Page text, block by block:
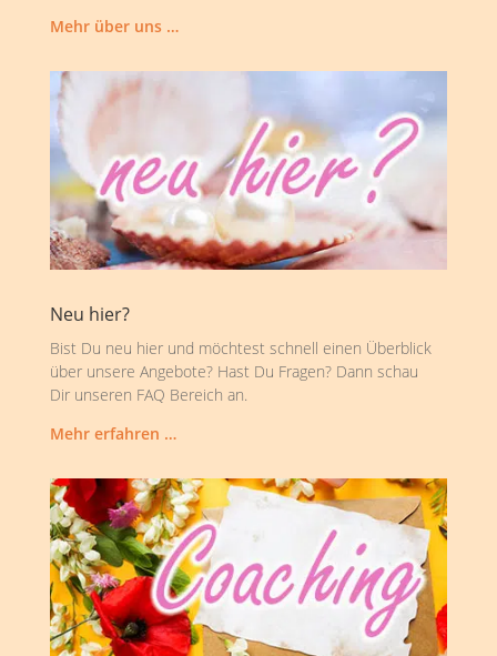
Mehr über uns …
Neu hier?
Bist Du neu hier und möchtest schnell einen Überblick
über unsere Angebote? Hast Du Fragen? Dann schau
Dir unseren FAQ Bereich an.
Mehr erfahren …